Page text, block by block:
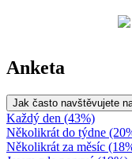
Anketa
Jak často navštěvujete
Každý den (43%)
Několikrát do týdne
Několikrát za měsíc